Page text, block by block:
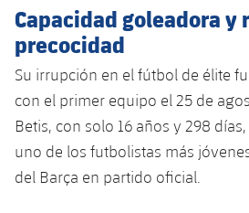
Ciutat Esportiva
La Masia
Servicios
Servicios Médicos
Accesibilidad
plusicon
más
SUB9 B
SUB8 A
SUB8 B
Palmarés
Jugadores
Fotos
Historia
Palmarés
Jugadores
Fotos
Cadete A
Cadete B
Infantil A
Infantil B
Actualidad
Entradas
Resultados
Barça Atlètic
plusicon
más
Actualidad
Calendario
Resultados
Base
plusicon
más
Actualidad
Campus Verano
PLUSICON
MÁS
Capacidad goleadora y
precocidad
Su irrupción en el fútbol de élite
con el primer equipo el 25 de
Betis, con solo 16 años y 298
uno de los futbolistas más
del Barça en partido oficial.